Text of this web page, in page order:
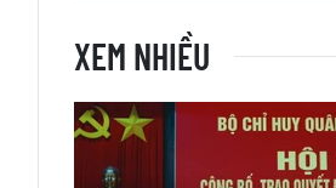
XEM NHIỀU